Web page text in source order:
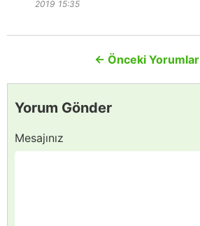
2019 15:35
← Önceki Yorumlar
Yorum Gönder
Mesajınız